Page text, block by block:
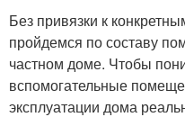
Без привязки к
пройдемся по составу
частном доме. Чтобы
вспомогательные
эксплуатации дома